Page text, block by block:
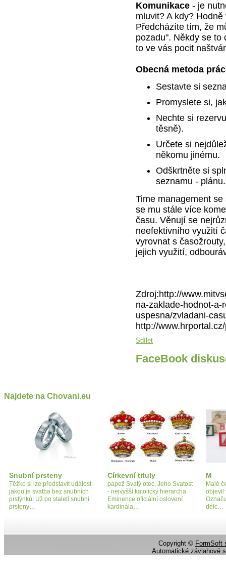
Komunikace - je
mluvit? A kdy?
Předcházíte tím, že
pozadu". Někdy se to
to ve vás pocit
Obecná metoda
Sestavte si
Promyslete si,
Nechte si
těsně).
Určete si
někomu jinému.
Odškrtněte si
seznamu - plánu.
Time management
se mu stále více
času. Věnují se
neefektivního využití
vyrovnat s
jejich využití,
Zdroj:http://
na-zaklade-hodnot-a-
uspesna/zvladani-
http://
Sdílet
FaceBook
Najdete na Chovani.eu
Snubní prsteny
Těžko si lze představit událost
jakou je svatba bez snubních
prstýnků. Už po staletí snubní
prsteny…
Církevní tituly
papež Svatý otec, Jeho Svatost
- nejvyšší katolický hierarcha
Eminence oficiální oslovení
kardinála…
M
Malé
objevil
délc…
Copyright © FormSoft
Automatické závlahové